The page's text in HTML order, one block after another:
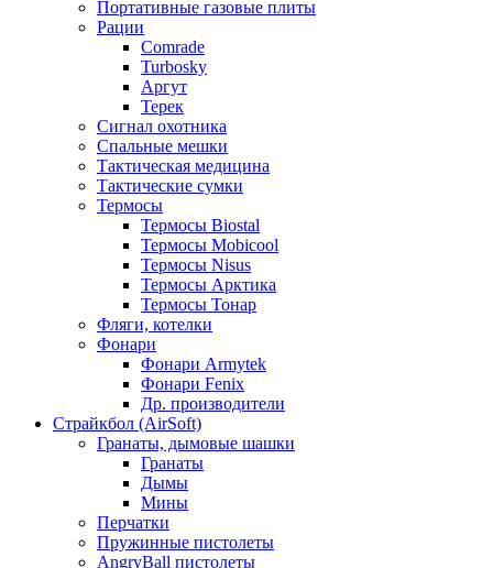
Портативные газовые плиты
Рации
Comrade
Turbosky
Аргут
Терек
Сигнал охотника
Спальные мешки
Тактическая медицина
Тактические сумки
Термосы
Термосы Biostal
Термосы Mobicool
Термосы Nisus
Термосы Арктика
Термосы Тонар
Фляги, котелки
Фонари
Фонари Armytek
Фонари Fenix
Др. производители
Страйкбол (AirSoft)
Гранаты, дымовые шашки
Гранаты
Дымы
Мины
Перчатки
Пружинные пистолеты
AngryBall пистолеты